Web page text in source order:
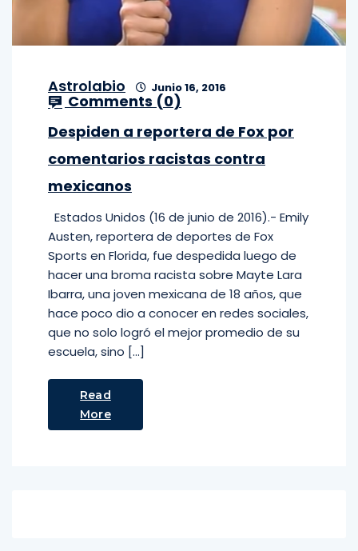
Astrolabio Junio 16, 2016
Comments (0)
Despiden a reportera de Fox por
comentarios racistas contra
mexicanos
Estados Unidos (16 de junio de 2016).- Emily
Austen, reportera de deportes de Fox
Sports en Florida, fue despedida luego de
hacer una broma racista sobre Mayte Lara
Ibarra, una joven mexicana de 18 años, que
hace poco dio a conocer en redes sociales,
que no solo logró el mejor promedio de su
escuela, sino […]
Read
More